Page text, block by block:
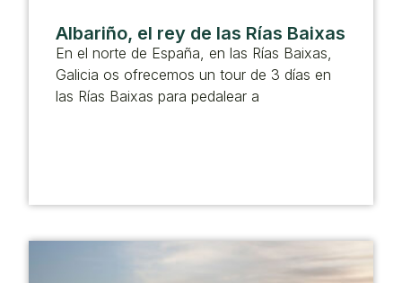
Albariño, el rey de las Rías Baixas
En el norte de España, en las Rías Baixas,
Galicia os ofrecemos un tour de 3 días en
las Rías Baixas para pedalear a